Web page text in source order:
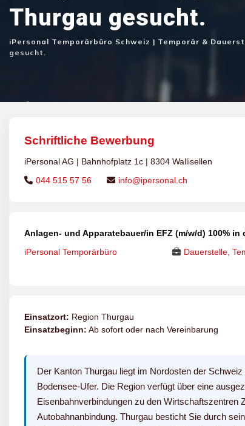
Thurgau gesucht.
iPersonal Temporärbüro Schweiz | Temporär &
gesucht.
Schriftliche Bewerbung
iPersonal AG | Bahnhofplatz 1c | 8304 Wallisellen
044 515 57 56
info@ipersonal.ch
Anlagen- und Apparatebauer/in EFZ (m/w/d) 100%
iPersonal Temporärbüro
Dauerstelle,
Einsatzort: Region Thurgau
Einsatzbeginn: Ab sofort oder nach Vereinbarung
Der Kanton Thurgau liegt im Nordosten der
Bodensee-Ufer. Die Region verfügt über eine
Eisenbahnverbindungen zu den Wirtschaftszentren
Autobahnanbindung. Thurgau besticht Sie durch